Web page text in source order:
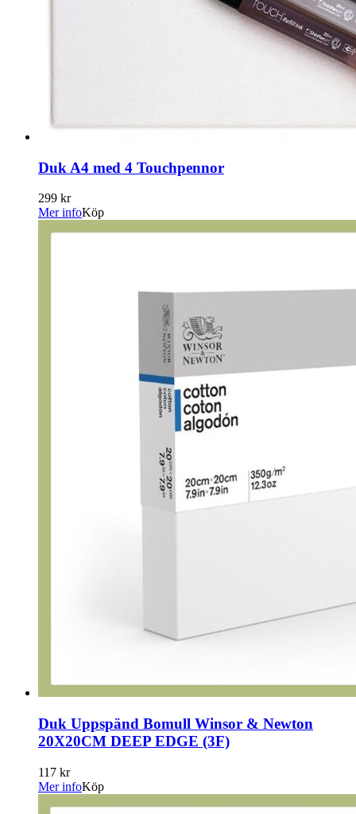
Duk A4 med 4 Touchpennor
299 kr
Mer infoKöp
Duk Uppspänd Bomull Winsor & Newton
20X20CM DEEP EDGE (3F)
117 kr
Mer infoKöp